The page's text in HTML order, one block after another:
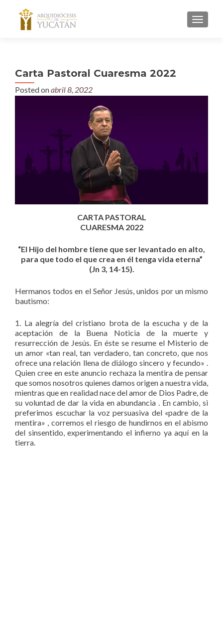
MENU
Carta Pastoral Cuaresma 2022
Posted onabril 8, 2022
CARTA PASTORAL
CUARESMA 2022
“El Hijo del hombre tiene que ser levantado en alto,
para que todo el que crea en él tenga vida eterna”
(Jn 3, 14-15).
Hermanos todos en el Señor Jesús, unidos por un mismo
bautismo:
1. La alegría del cristiano brota de la escucha y de la
aceptación de la Buena Noticia de la muerte y
resurrección de Jesús. En éste se resume el Misterio de
un amor «tan real, tan verdadero, tan concreto, que nos
ofrece una relación llena de diálogo sincero y fecundo» .
Quien cree en este anuncio rechaza la mentira de pensar
que somos nosotros quienes damos origen a nuestra vida,
mientras que en realidad nace del amor de Dios Padre, de
su voluntad de dar la vida en abundancia . En cambio, si
preferimos escuchar la voz persuasiva del «padre de la
mentira» , corremos el riesgo de hundirnos en el abismo
del sinsentido, experimentando el infierno ya aquí en la
tierra.